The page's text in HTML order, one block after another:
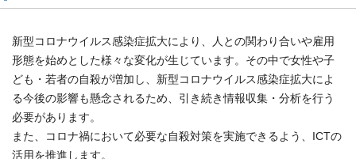
新型コロナウイルス感染症拡大により、人との関わり合いや雇用
形態を始めとした様々な変化が生じています。その中で女性や子
ども・若者の自殺が増加し、新型コロナウイルス感染症拡大によ
る今後の影響も懸念されるため、引き続き情報収集・分析を行う
必要があります。
また、コロナ禍において必要な自殺対策を実施できるよう、ICTの
活用を推進します。